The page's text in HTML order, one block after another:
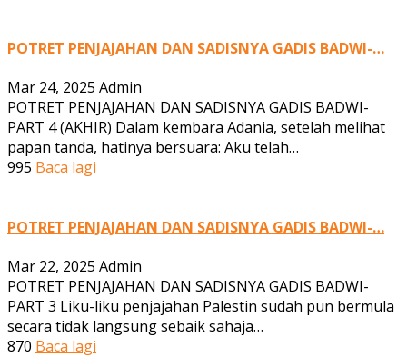
POTRET PENJAJAHAN DAN SADISNYA GADIS BADWI-…
Mar 24, 2025 Admin
POTRET PENJAJAHAN DAN SADISNYA GADIS BADWI-
PART 4 (AKHIR) Dalam kembara Adania, setelah melihat
papan tanda, hatinya bersuara: Aku telah…
995 Baca lagi
POTRET PENJAJAHAN DAN SADISNYA GADIS BADWI-…
Mar 22, 2025 Admin
POTRET PENJAJAHAN DAN SADISNYA GADIS BADWI-
PART 3 Liku-liku penjajahan Palestin sudah pun bermula
secara tidak langsung sebaik sahaja…
870 Baca lagi